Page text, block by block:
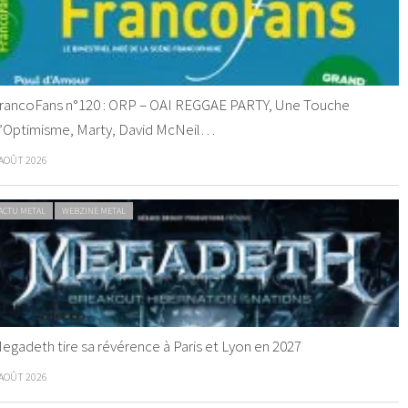
n°120 : ORP – OAI REGGAE PARTY, Une Touche
Marty, David McNeil…
2026
METAL WEBZINE METAL
tire sa révérence à Paris et Lyon en 2027
2026